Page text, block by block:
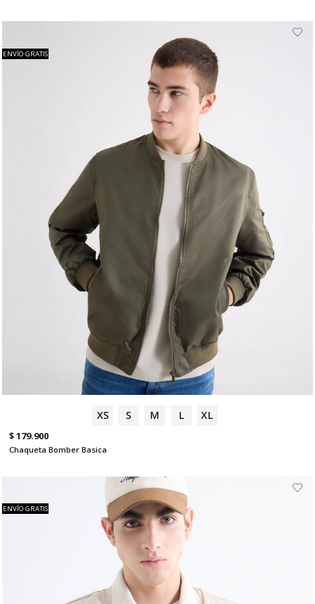
XS S M L XL
ENVÍO GRATIS
$ 179.900
Chaqueta Bomber Basica
ENVÍO GRATIS